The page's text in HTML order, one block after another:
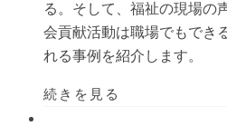
る。そして、福祉の現場の
会貢献活動は職場でもでき
れる事例を紹介します。
続きを見る